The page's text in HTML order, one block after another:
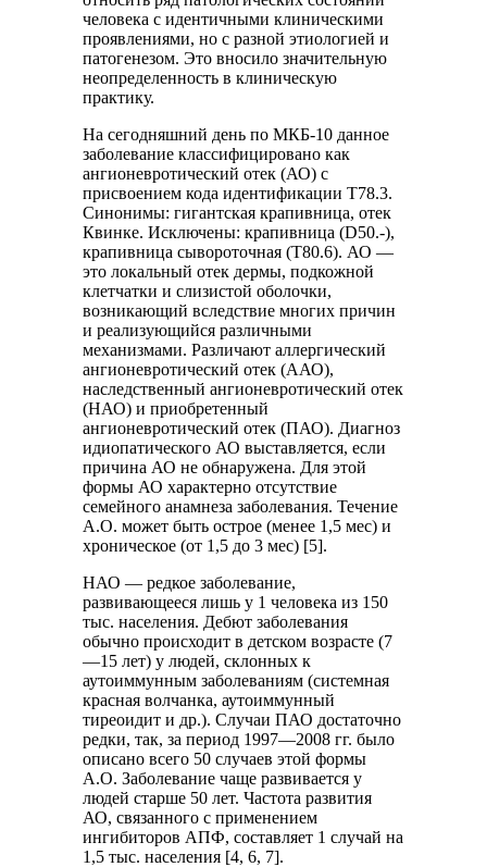
человека с идентичными клиническими
проявлениями, но с разной этиологией и
патогенезом. Это вносило значительную
неопределенность в клиническую
практику.
На сегодняшний день по МКБ-10 данное
заболевание классифицировано как
ангионевротический отек (АО) с
присвоением кода идентификации T78.3.
Синонимы: гигантская крапивница, отек
Квинке. Исключены: крапивница (D50.-),
крапивница сывороточная (T80.6). АО —
это локальный отек дермы, подкожной
клетчатки и слизистой оболочки,
возникающий вследствие многих причин
и реализующийся различными
механизмами. Различают аллергический
ангионевротический отек (ААО),
наследственный ангионевротический отек
(НАО) и приобретенный
ангионевротический отек (ПАО). Диагноз
идиопатического АО выставляется, если
причина АО не обнаружена. Для этой
формы АО характерно отсутствие
семейного анамнеза заболевания. Течение
А.О. может быть острое (менее 1,5 мес) и
хроническое (от 1,5 до 3 мес) [5].
НАО — редкое заболевание,
развивающееся лишь у 1 человека из 150
тыс. населения. Дебют заболевания
обычно происходит в детском возрасте (7
—15 лет) у людей, склонных к
аутоиммунным заболеваниям (системная
красная волчанка, аутоиммунный
тиреоидит и др.). Случаи ПАО достаточно
редки, так, за период 1997—2008 гг. было
описано всего 50 случаев этой формы
А.О. Заболевание чаще развивается у
людей старше 50 лет. Частота развития
АО, связанного с применением
ингибиторов АПФ, составляет 1 случай на
1,5 тыс. населения [4, 6, 7].